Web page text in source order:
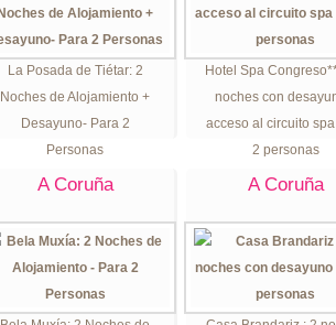
La Posada de Tiétar: 2
Noches de Alojamiento +
Desayuno- Para 2
Personas
Hotel Spa
noches con
acceso al circuito
2 personas
A Coruña A Coruña